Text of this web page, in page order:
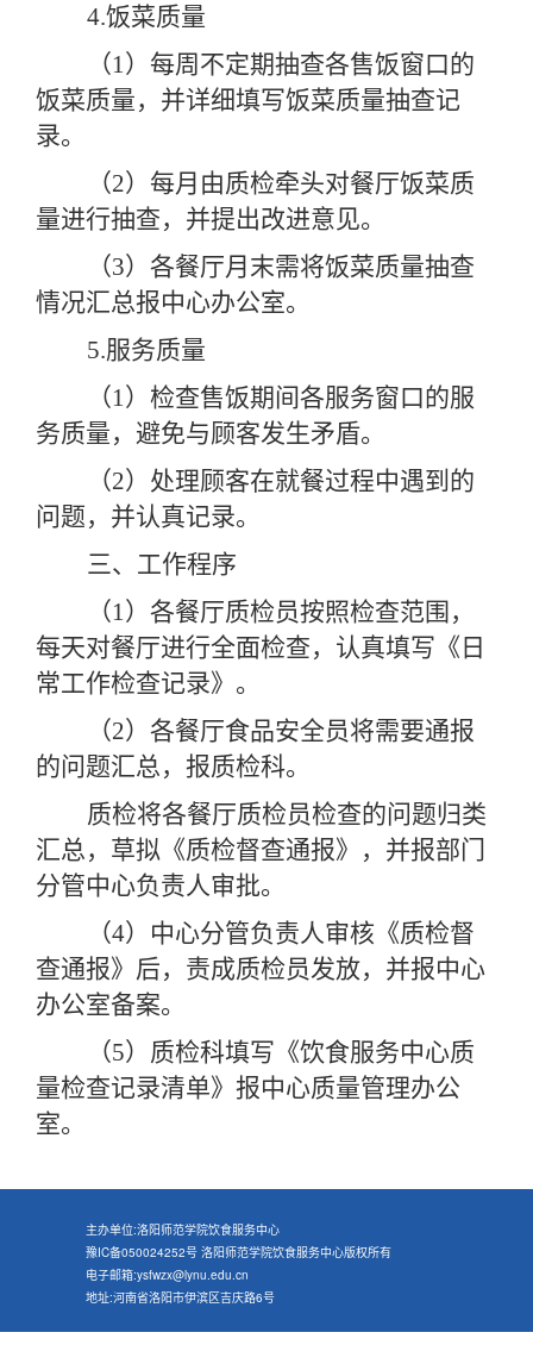
4.饭菜质量
（1）每周不定期抽查各售饭窗口的
饭菜质量，并详细填写饭菜质量抽查记
录。
（2）每月由质检牵头对餐厅饭菜质
量进行抽查，并提出改进意见。
（3）各餐厅月末需将饭菜质量抽查
情况汇总报中心办公室。
5.服务质量
（1）检查售饭期间各服务窗口的服
务质量，避免与顾客发生矛盾。
（2）处理顾客在就餐过程中遇到的
问题，并认真记录。
三、工作程序
（1）各餐厅质检员按照检查范围，
每天对餐厅进行全面检查，认真填写《日
常工作检查记录》。
（2）各餐厅食品安全员将需要通报
的问题汇总，报质检科。
质检将各餐厅质检员检查的问题归类
汇总，草拟《质检督查通报》，并报部门
分管中心负责人审批。
（4）中心分管负责人审核《质检督
查通报》后，责成质检员发放，并报中心
办公室备案。
（5）质检科填写《饮食服务中心质
量检查记录清单》报中心质量管理办公
室。
主办单位:洛阳师范学院饮食服务中心
豫IC备050024252号 洛阳师范学院饮食服务中心版权所有
电子邮箱:ysfwzx@lynu.edu.cn
地址:河南省洛阳市伊滨区吉庆路6号